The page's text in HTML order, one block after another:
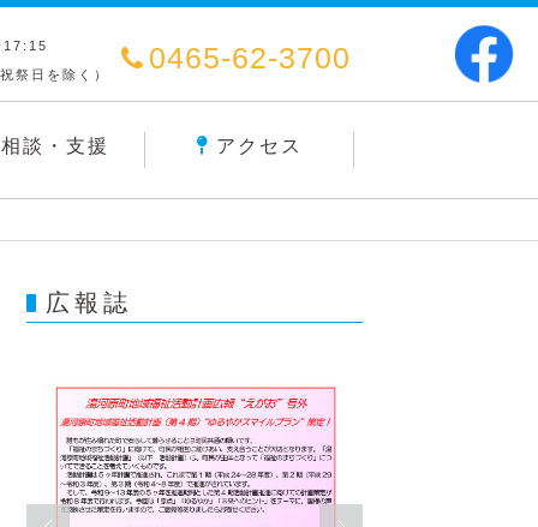
17:15
祭日を除く）
0465-62-3700
相談・支援 アクセス
広報誌